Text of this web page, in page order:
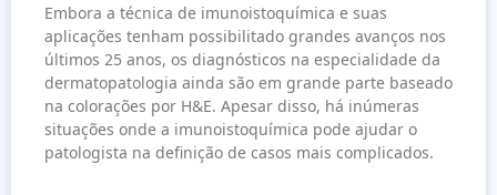
Embora a técnica de imunoistoquímica e suas
aplicações tenham possibilitado grandes avanços nos
últimos 25 anos, os diagnósticos na especialidade da
dermatopatologia ainda são em grande parte baseado
na colorações por H&E. Apesar disso, há inúmeras
situações onde a imunoistoquímica pode ajudar o
patologista na definição de casos mais complicados.